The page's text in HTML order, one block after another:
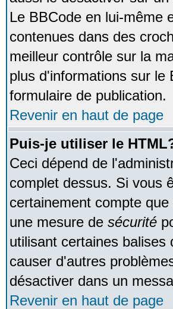
Le BBCode en lui-même
contenues dans des
meilleur contrôle sur la
plus d'informations sur le
formulaire de publication.
Revenir en haut de page
Puis-je utiliser le
Ceci dépend de
complet dessus. Si vous
certainement compte
une mesure de sécurité
utilisant certaines balises
causer d'autres
désactiver dans un
Revenir en haut de page